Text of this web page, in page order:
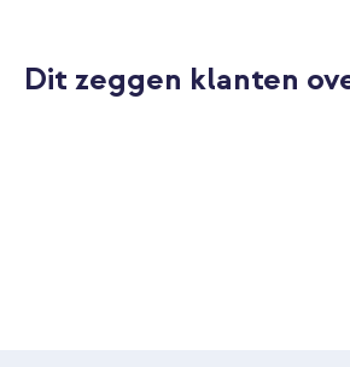
Dit zeggen klanten